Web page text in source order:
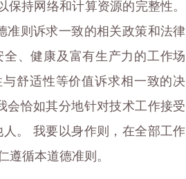
持网络和计算资源的完整性。
准则诉求一致的相关政策和法律
、健康及富有生产力的工作场
舒适性等价值诉求相一致的决
会恰如其分地针对技术工作接受
。 我要以身作则，在全部工作
遵循本道德准则。